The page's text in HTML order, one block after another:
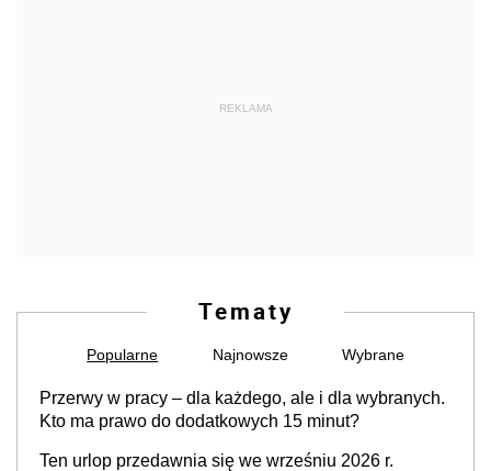
REKLAMA
Tematy
Popularne Najnowsze Wybrane
Przerwy w pracy – dla każdego, ale i dla wybranych.
Kto ma prawo do dodatkowych 15 minut?
Ten urlop przedawnia się we wrześniu 2026 r.